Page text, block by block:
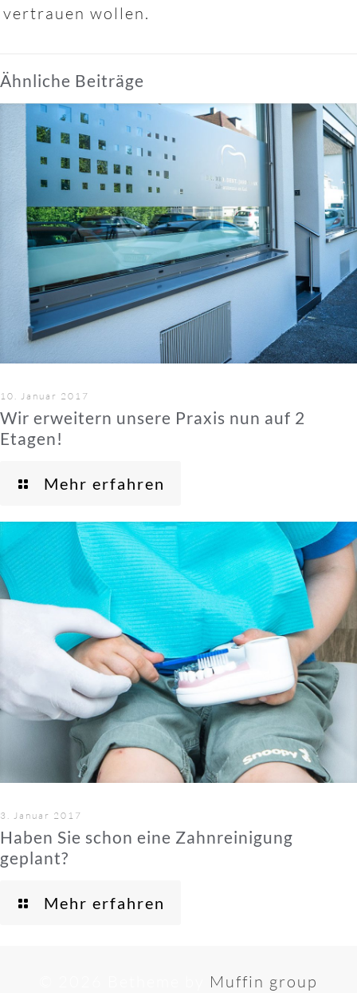
vertrauen wollen.
Ähnliche Beiträge
10. Januar 2017
Wir erweitern unsere Praxis nun auf 2
Etagen!
Mehr erfahren
3. Januar 2017
Haben Sie schon eine Zahnreinigung
geplant?
Mehr erfahren
Muffin group